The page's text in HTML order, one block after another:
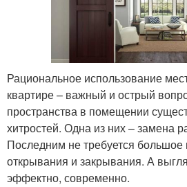
Рациональное использование
квартире – важный и острый
пространства в помещении
хитростей. Одна из них – замена
Последним не требуется большое
открывания и закрывания. А
эффектно, современно.